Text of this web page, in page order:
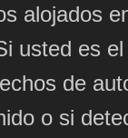
alojados
usted es
de
o si